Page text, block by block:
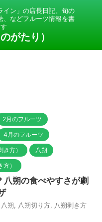
イン」の店長日記。旬の
、などフルーツ情報を書
がたり）
2月のフルーツ
4月のフルーツ
方） 八朔
）
朔の食べやすさが劇
八朔 八朔切り方 八朔剥き方